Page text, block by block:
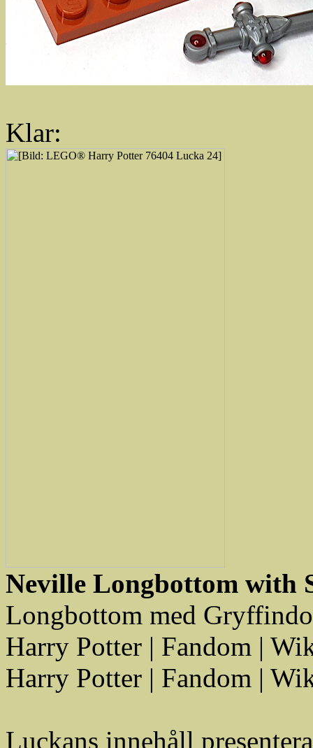
Klar:
Neville Longbottom with
Longbottom med
Harry Potter | Fandom |
Harry Potter | Fandom |
Luckans innehåll